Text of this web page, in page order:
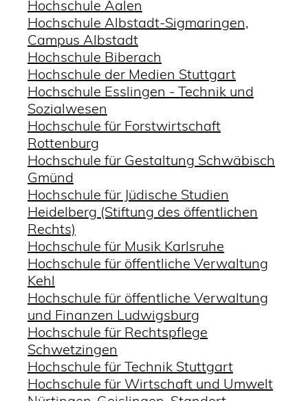
Hochschule Aalen
Hochschule Albstadt-Sigmaringen,
Campus Albstadt
Hochschule Biberach
Hochschule der Medien Stuttgart
Hochschule Esslingen - Technik und
Sozialwesen
Hochschule für Forstwirtschaft
Rottenburg
Hochschule für Gestaltung Schwäbisch
Gmünd
Hochschule für Jüdische Studien
Heidelberg (Stiftung des öffentlichen
Rechts)
Hochschule für Musik Karlsruhe
Hochschule für öffentliche Verwaltung
Kehl
Hochschule für öffentliche Verwaltung
und Finanzen Ludwigsburg
Hochschule für Rechtspflege
Schwetzingen
Hochschule für Technik Stuttgart
Hochschule für Wirtschaft und Umwelt